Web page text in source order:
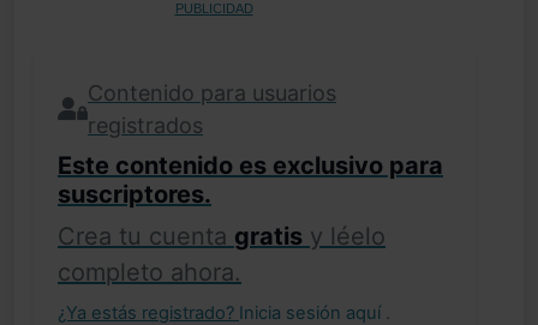
PUBLICIDAD
Contenido para usuarios
registrados
Este contenido es exclusivo para
suscriptores.
Crea tu cuenta gratis y léelo
completo ahora.
¿Ya estás registrado? Inicia sesión aquí